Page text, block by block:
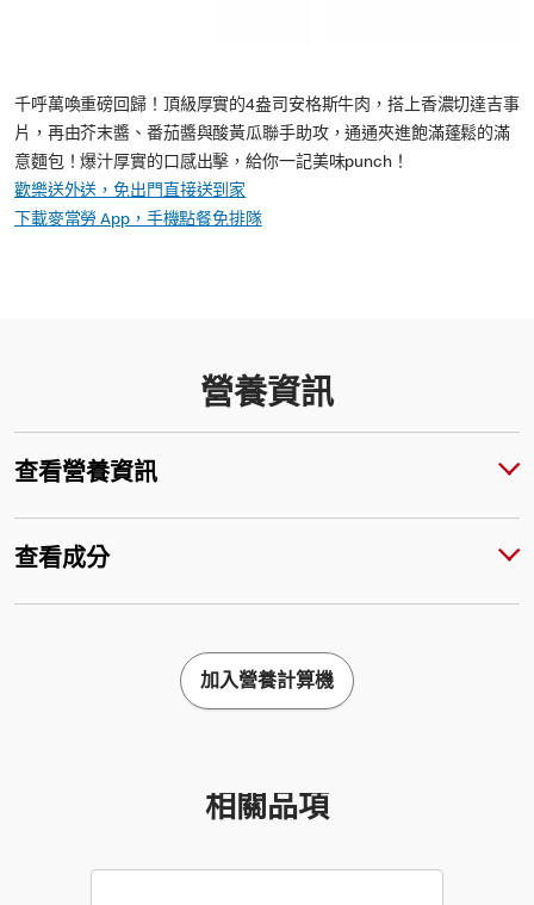
千呼萬喚重磅回歸！頂級厚實的4盎司安格斯牛肉，搭上香濃切達吉事
片，再由芥末醬、番茄醬與酸黃瓜聯手助攻，通通夾進飽滿蓬鬆的滿
意麵包！爆汁厚實的口感出擊，給你一記美味punch！​
歡樂送外送，免出門直接送到家
下載麥當勞 App，手機點餐免排隊
營養資訊
查看營養資訊
查看成分
加入營養計算機
相關品項